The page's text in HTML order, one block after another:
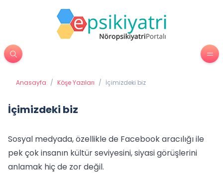
Anasayfa / Köşe Yazıları / İçimizdeki biz
İçimizdeki biz
Sosyal medyada, özellikle de Facebook aracılığı ile
pek çok insanın kültür seviyesini, siyasi görüşlerini
anlamak hiç de zor değil.